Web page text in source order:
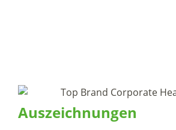
Auszeichnungen